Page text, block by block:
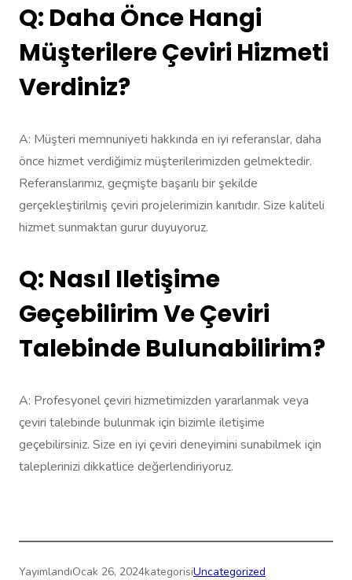
Q: Daha Önce Hangi
Müşterilere Çeviri Hizmeti
Verdiniz?
A: Müşteri memnuniyeti hakkında en iyi referanslar, daha
önce hizmet verdiğimiz müşterilerimizden gelmektedir.
Referanslarımız, geçmişte başarılı bir şekilde
gerçekleştirilmiş çeviri projelerimizin kanıtıdır. Size kaliteli
hizmet sunmaktan gurur duyuyoruz.
Q: Nasıl Iletişime
Geçebilirim Ve Çeviri
Talebinde Bulunabilirim?
A: Profesyonel çeviri hizmetimizden yararlanmak veya
çeviri talebinde bulunmak için bizimle iletişime
geçebilirsiniz. Size en iyi çeviri deneyimini sunabilmek için
taleplerinizi dikkatlice değerlendiriyoruz.
YayımlandıOcak 26, 2024kategorisiUncategorized